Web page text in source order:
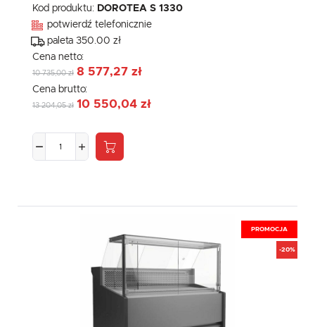
Kod produktu: DOROTEA S 1330
potwierdź telefonicznie
paleta 350.00 zł
Cena netto:
10 735,00 zł 8 577,27 zł
Cena brutto:
13 204,05 zł 10 550,04 zł
PROMOCJA
-20%